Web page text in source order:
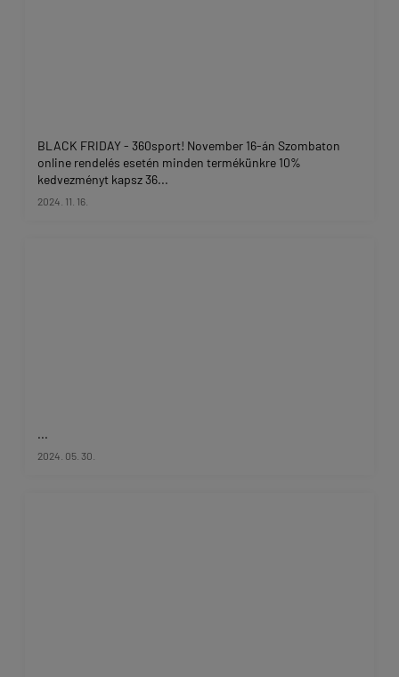
BLACK FRIDAY - 360sport! November 16-án Szombaton
online rendelés esetén minden termékünkre 10%
kedvezményt kapsz 36...
2024. 11. 16.
...
2024. 05. 30.